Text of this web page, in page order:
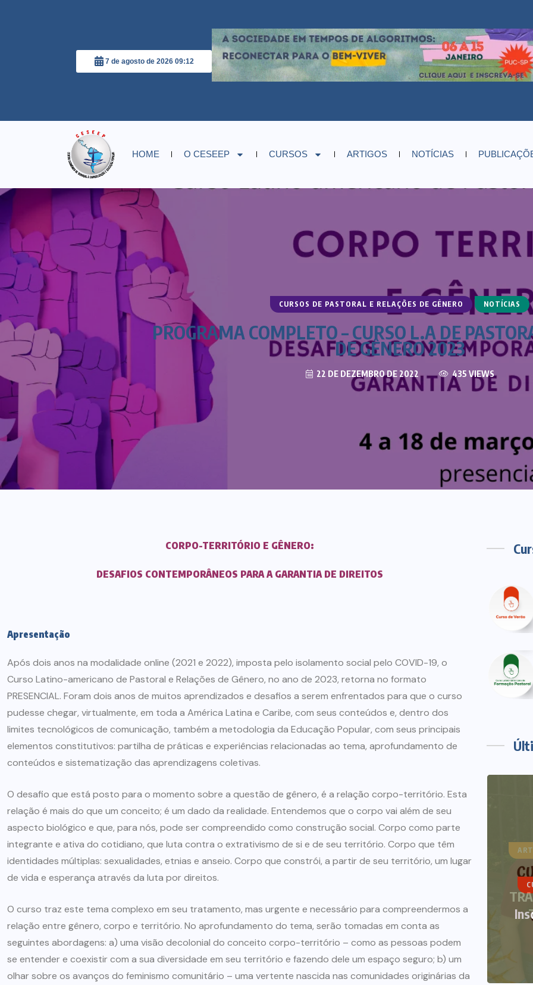
7 de agosto de 2026 09:12
HOME O CESEEP CURSOS ARTIGOS NOTÍCIAS
CURSOS DE PASTORAL E RELAÇÕES DE GÊNERO NOTÍCIAS
PROGRAMA COMPLETO – CURSO L.A DE
DE GÊNERO 2023
22 DE DEZEMBRO DE 2022 435 VIEWS
CORPO-TERRITÓRIO E GÊNERO:
DESAFIOS CONTEMPORÂNEOS PARA A GARANTIA DE DIREITOS
Apresentação
Após dois anos na modalidade online (2021 e 2022), imposta pelo isolamento social pelo COVID-19, o
Curso Latino-americano de Pastoral e Relações de Gênero, no ano de 2023, retorna no formato
PRESENCIAL. Foram dois anos de muitos aprendizados e desafios a serem enfrentados para que o curso
pudesse chegar, virtualmente, em toda a América Latina e Caribe, com seus conteúdos e, dentro dos
limites tecnológicos de comunicação, também a metodologia da Educação Popular, com seus principais
elementos constitutivos: partilha de práticas e experiências relacionadas ao tema, aprofundamento de
conteúdos e sistematização das aprendizagens coletivas.
O desafio que está posto para o momento sobre a questão de gênero, é a relação corpo-território. Esta
relação é mais do que um conceito; é um dado da realidade. Entendemos que o corpo vai além de seu
aspecto biológico e que, para nós, pode ser compreendido como construção social. Corpo como parte
integrante e ativa do cotidiano, que luta contra o extrativismo de si e de seu território. Corpo que têm
identidades múltiplas: sexualidades, etnias e anseio. Corpo que constrói, a partir de seu território, um lugar
de vida e esperança através da luta por direitos.
O curso traz este tema complexo em seu tratamento, mas urgente e necessário para compreendermos a
relação entre gênero, corpo e território. No aprofundamento do tema, serão tomadas em conta as
seguintes abordagens: a) uma visão decolonial do conceito corpo-território – como as pessoas podem
se entender e coexistir com a sua diversidade em seu território e fazendo dele um espaço seguro; b) um
olhar sobre os avanços do feminismo comunitário – uma vertente nascida nas comunidades originárias da
CURSO DE ECUMENISMO
O ECUMENISMO
DENTRO DE NÓS – PRISCILLA
DOS REIS RIBEIRO
29 DE JULHO DE 2026
Inscrições abertas Curso de
Verão 2021
12 DE DEZEMBRO DE 2020